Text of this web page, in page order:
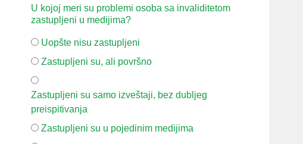
U kojoj meri su problemi osoba sa invaliditetom
zastupljeni u medijima?
Uopšte nisu zastupljeni
Zastupljeni su, ali površno
Zastupljeni su samo izveštaji, bez dubljeg
preispitivanja
Zastupljeni su u pojedinim medijima